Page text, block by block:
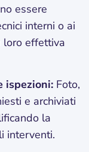
essere
interni o ai
loro effettiva
ispezioni: Foto,
e archiviati
la
interventi.